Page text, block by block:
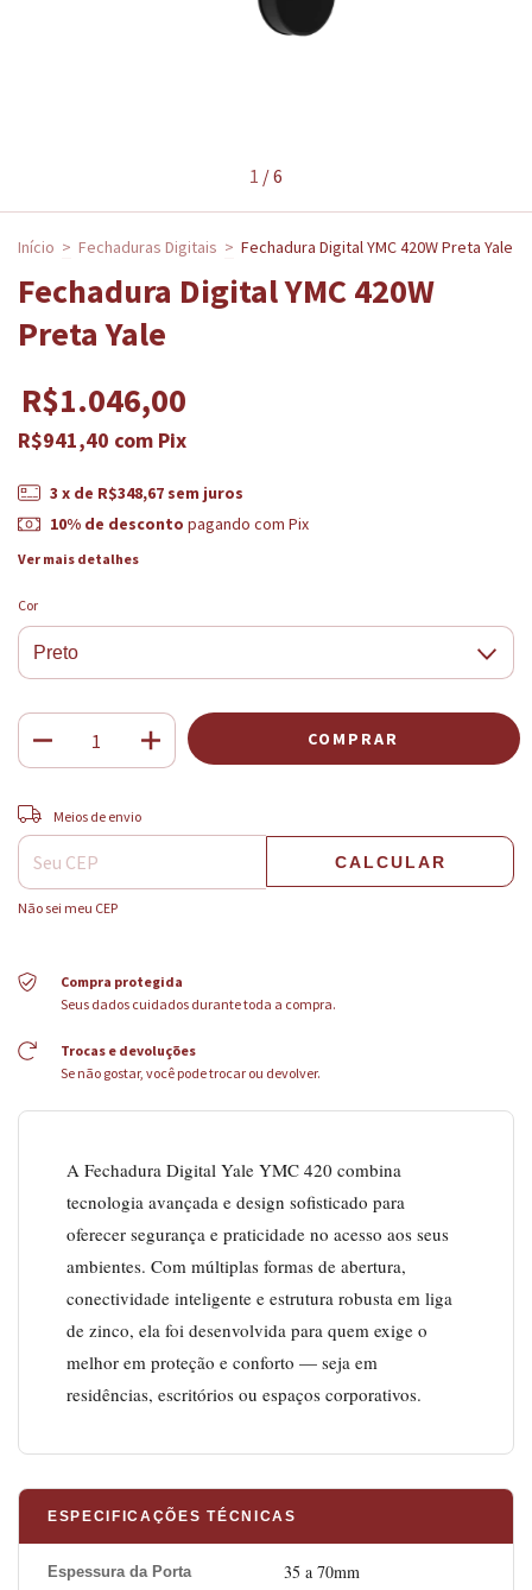
1 /6
Início > Fechaduras Digitais > Fechadura Digital YMC 420W Preta Yale
Fechadura Digital YMC 420W
Preta Yale
R$1.046,00
R$941,40 com Pix
3 x de R$348,67 sem juros
10% de desconto pagando com Pix
Ver mais detalhes
Cor
Entregas para o CEP:
Meios de envio
CALCULAR
Não sei meu CEP
Compra protegida
Seus dados cuidados durante toda a compra.
Trocas e devoluções
Se não gostar, você pode trocar ou devolver.
A Fechadura Digital Yale YMC 420 combina
tecnologia avançada e design sofisticado para
oferecer segurança e praticidade no acesso aos seus
ambientes. Com múltiplas formas de abertura,
conectividade inteligente e estrutura robusta em liga
de zinco, ela foi desenvolvida para quem exige o
melhor em proteção e conforto — seja em
residências, escritórios ou espaços corporativos.
ESPECIFICAÇÕES TÉCNICAS
Espessura da Porta 35 a 70mm